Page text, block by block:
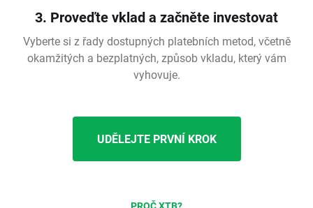
3. Proveďte vklad a začněte investovat
Vyberte si z řady dostupných platebních metod, včetně
okamžitých a bezplatných, způsob vkladu, který vám
vyhovuje.
UDĚLEJTE PRVNÍ KROK